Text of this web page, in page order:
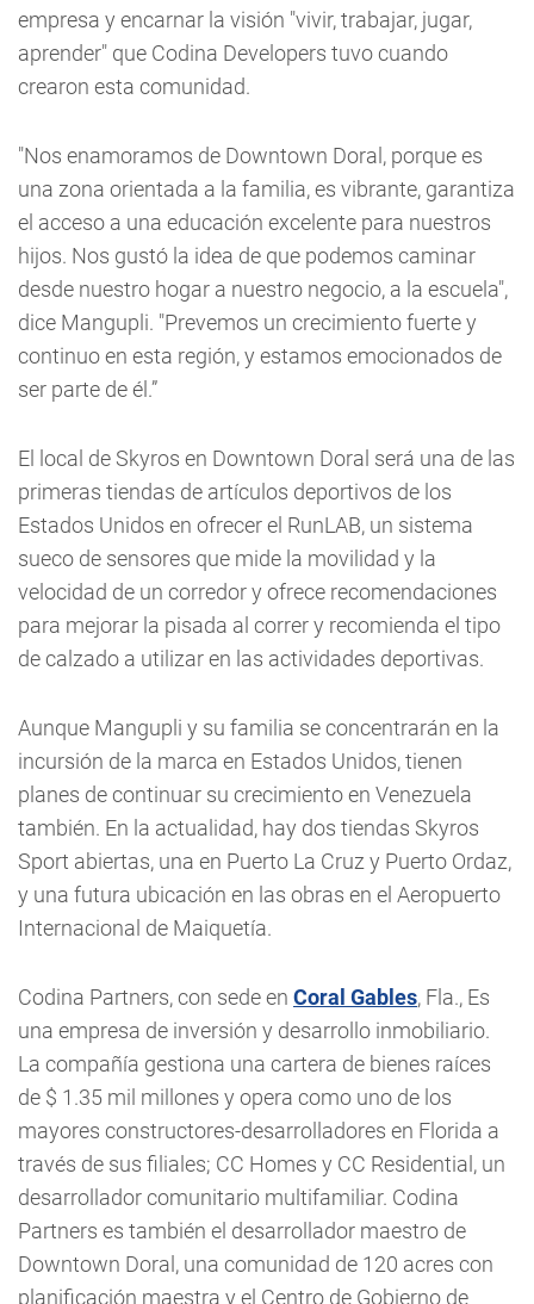
empresa y encarnar la visión "vivir, trabajar, jugar,
aprender" que Codina Developers tuvo cuando
crearon esta comunidad.
"Nos enamoramos de Downtown Doral, porque es
una zona orientada a la familia, es vibrante, garantiza
el acceso a una educación excelente para nuestros
hijos. Nos gustó la idea de que podemos caminar
desde nuestro hogar a nuestro negocio, a la escuela",
dice Mangupli. "Prevemos un crecimiento fuerte y
continuo en esta región, y estamos emocionados de
ser parte de él.”
El local de Skyros en Downtown Doral será una de las
primeras tiendas de artículos deportivos de los
Estados Unidos en ofrecer el RunLAB, un sistema
sueco de sensores que mide la movilidad y la
velocidad de un corredor y ofrece recomendaciones
para mejorar la pisada al correr y recomienda el tipo
de calzado a utilizar en las actividades deportivas.
Aunque Mangupli y su familia se concentrarán en la
incursión de la marca en Estados Unidos, tienen
planes de continuar su crecimiento en Venezuela
también. En la actualidad, hay dos tiendas Skyros
Sport abiertas, una en Puerto La Cruz y Puerto Ordaz,
y una futura ubicación en las obras en el Aeropuerto
Internacional de Maiquetía.
Codina Partners, con sede en Coral Gables, Fla., Es
una empresa de inversión y desarrollo inmobiliario.
La compañía gestiona una cartera de bienes raíces
de $ 1.35 mil millones y opera como uno de los
mayores constructores-desarrolladores en Florida a
través de sus filiales; CC Homes y CC Residential, un
desarrollador comunitario multifamiliar. Codina
Partners es también el desarrollador maestro de
Downtown Doral, una comunidad de 120 acres con
planificación maestra y el Centro de Gobierno de